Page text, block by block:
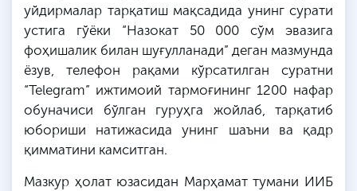
уйдирмалар тарқатиш мақсадида унинг сурати
устига гўёки “Назокат 50 000 сўм эвазига
фоҳишалик билан шуғулланади” деган мазмунда
ёзув, телефон рақами кўрсатилган суратни
“Telegram” ижтимоий тармоғининг 1200 нафар
обуначиси бўлган гуруҳга жойлаб, тарқатиб
юбориши натижасида унинг шаъни ва қадр
қимматини камситган.
Мазкур ҳолат юзасидан Марҳамат тумани ИИБ